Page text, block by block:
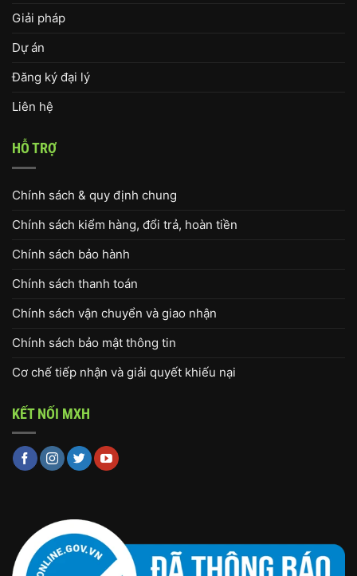
Giải pháp
Dự án
Đăng ký đại lý
Liên hệ
HỖ TRỢ
Chính sách & quy định chung
Chính sách kiểm hàng, đổi trả, hoàn tiền
Chính sách bảo hành
Chính sách thanh toán
Chính sách vận chuyển và giao nhận
Chính sách bảo mật thông tin
Cơ chế tiếp nhận và giải quyết khiếu nại
KẾT NỐI MXH